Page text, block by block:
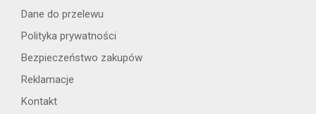
Dane do przelewu
Polityka prywatności
Bezpieczeństwo zakupów
Reklamacje
Kontakt